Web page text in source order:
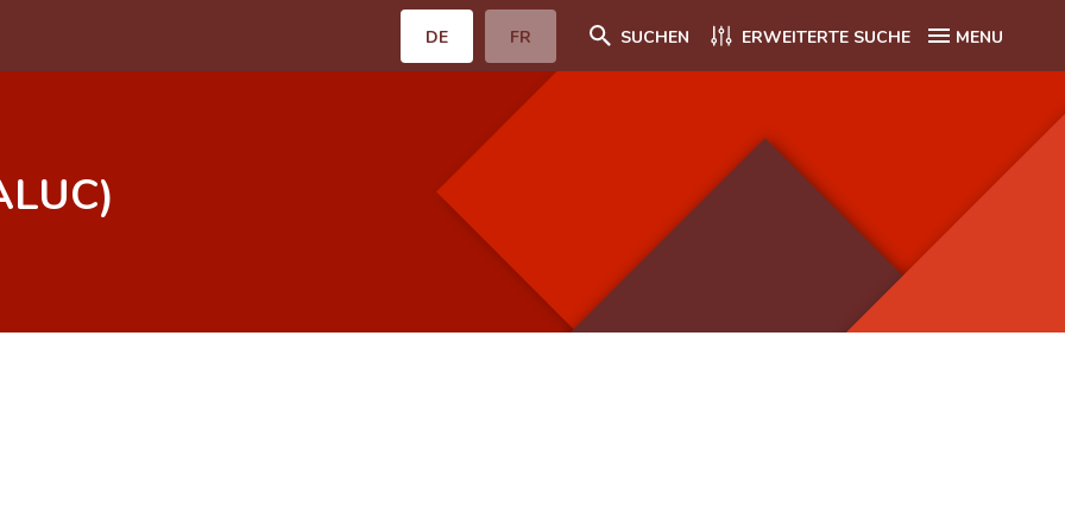
DE FR SUCHEN ERWEITERTE SUCHE MENU